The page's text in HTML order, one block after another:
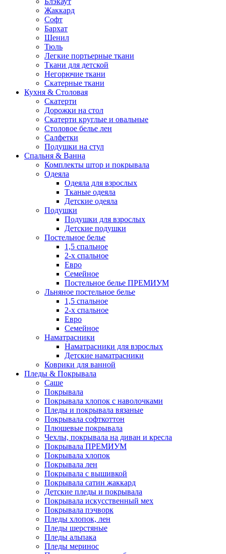
Жаккард
Софт
Бархат
Шенил
Тюль
Легкие портьерные ткани
Ткани для детской
Негорючие ткани
Скатерные ткани
Кухня & Столовая
Скатерти
Дорожки на стол
Скатерти круглые и овальные
Столовое белье лен
Салфетки
Подушки на стул
Спальня & Ванна
Комплекты штор и покрывала
Одеяла
Одеяла для взрослых
Тканые одеяла
Детские одеяла
Подушки
Подушки для взрослых
Детские подушки
Постельное белье
1,5 спальное
2-х спальное
Евро
Семейное
Постельное белье ПРЕМИУМ
Льняное постельное белье
1,5 спальное
2-х спальное
Евро
Семейное
Наматрасники
Наматрасники для взрослых
Детские наматрасники
Коврики для ванной
Пледы & Покрывала
Саше
Покрывала
Покрывала хлопок с наволочками
Пледы и покрывала вязаные
Покрывала софткоттон
Плюшевые покрывала
Чехлы, покрывала на диван и кресла
Покрывала ПРЕМИУМ
Покрывала хлопок
Покрывала лен
Покрывала с вышивкой
Покрывала сатин жаккард
Детские пледы и покрывала
Покрывала искусственный мех
Покрывала пэчворк
Пледы хлопок, лен
Пледы шерстяные
Пледы альпака
Пледы меринос